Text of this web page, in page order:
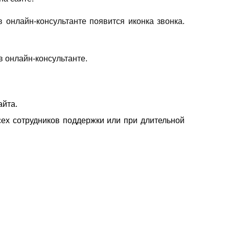
консультанте появится иконка звонка.
онлайн-консультанте.
поддержки или при длительной